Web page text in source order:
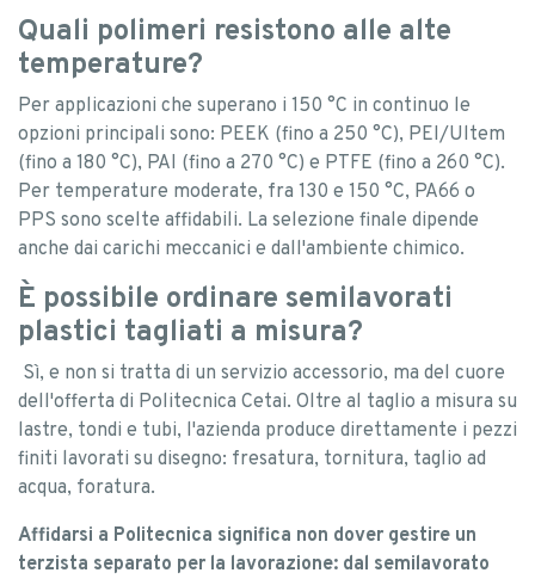
Quali polimeri resistono alle alte
temperature?
Per applicazioni che superano i 150 °C in continuo le
opzioni principali sono: PEEK (fino a 250 °C), PEI/Ultem
(fino a 180 °C), PAI (fino a 270 °C) e PTFE (fino a 260 °C).
Per temperature moderate, fra 130 e 150 °C, PA66 o
PPS sono scelte affidabili. La selezione finale dipende
anche dai carichi meccanici e dall'ambiente chimico.
È possibile ordinare semilavorati
plastici tagliati a misura?
Sì, e non si tratta di un servizio accessorio, ma del cuore
dell'offerta di Politecnica Cetai. Oltre al taglio a misura su
lastre, tondi e tubi, l'azienda produce direttamente i pezzi
finiti lavorati su disegno: fresatura, tornitura, taglio ad
acqua, foratura.
Affidarsi a Politecnica significa non dover gestire un
terzista separato per la lavorazione: dal semilavorato